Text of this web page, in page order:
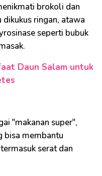
brokoli dan
ringan, atawa
seperti bubuk
Daun Salam untuk
"makanan super",
bisa membantu
serat dan